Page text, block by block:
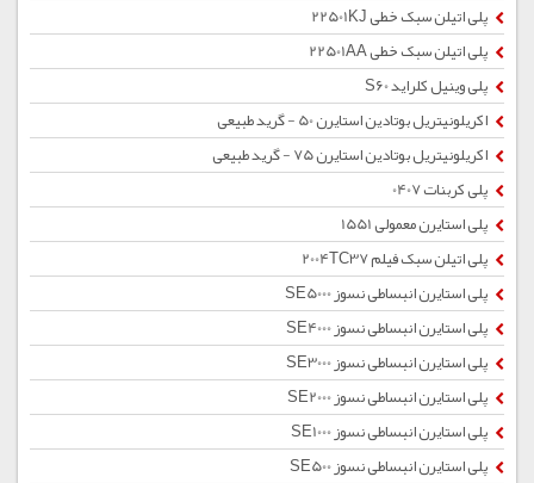
پلی اتیلن سبک خطی 22501KJ
پلی اتیلن سبک خطی 22501AA
پلی وینیل کلراید S60
اکریلونیتریل بوتادین استایرن 50 - گرید طبیعی
اکریلونیتریل بوتادین استایرن 75 - گرید طبیعی
پلی کربنات 0407
پلی استایرن معمولی 1551
پلی اتیلن سبک فیلم 2004TC37
پلی استایرن انبساطی نسوز SE5000
پلی استایرن انبساطی نسوز SE4000
پلی استایرن انبساطی نسوز SE3000
پلی استایرن انبساطی نسوز SE2000
پلی استایرن انبساطی نسوز SE1000
پلی استایرن انبساطی نسوز SE500